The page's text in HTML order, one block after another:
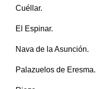
Cuéllar.
El Espinar.
Nava de la Asunción.
Palazuelos de Eresma.